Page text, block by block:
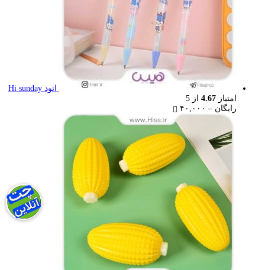
اتود Hi sunday
امتیاز 4.67 از 5
رایگان – ۴۰,۰۰۰
range:
رایگان
through
۴۰,۰۰۰ تومان